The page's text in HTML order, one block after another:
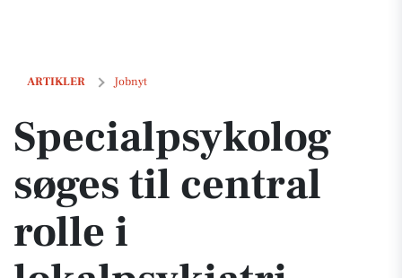
ARTIKLER Jobnyt
Specialpsykolog søges til central rolle i lokalpsykiatri Varde med
Specialpsykolog
søges til central
rolle i